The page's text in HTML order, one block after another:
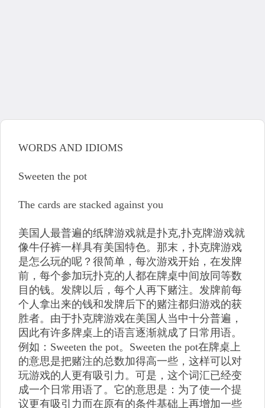
WORDS AND IDIOMS
Sweeten the pot
The cards are stacked against you
美国人最普遍的纸牌游戏就是扑克,扑克牌游戏就
像牛仔裤一样具有美国特色。那末，扑克牌游戏
是怎么玩的呢？很简单，每次游戏开始，在发牌
前，每个参加玩扑克的人都在牌桌中间放同等数
目的钱。发牌以后，每个人再下赌注。发牌前每
个人拿出来的钱和发牌后下的赌注都归游戏的获
胜者。由于扑克牌游戏在美国人当中十分普遍，
因此有许多牌桌上的语言逐渐就成了日常用语。
例如：Sweeten the pot。Sweeten the pot在牌桌上
的意思是把赌注的总数加得高一些，这样可以对
玩游戏的人更有吸引力。可是，这个词汇已经变
成一个日常用语了。它的意思是：为了使一个提
议更有吸引力而在原有的条件基础上再增加一些